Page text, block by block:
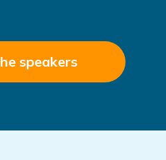
speakers